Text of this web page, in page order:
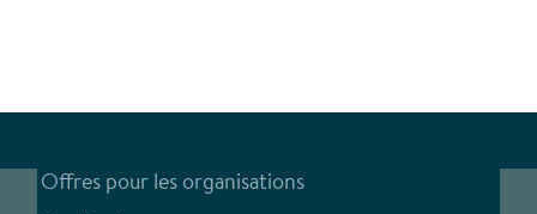
Offres pour les organisations